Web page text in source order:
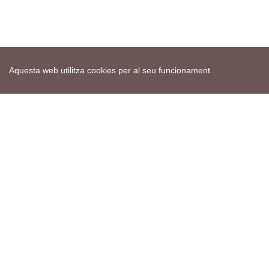
Aquesta web utilitza cookies per al seu funcionament.